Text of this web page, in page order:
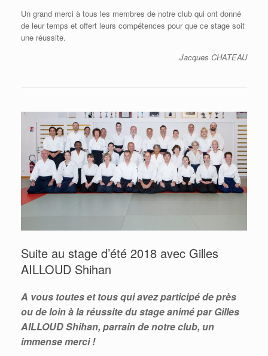
Un grand merci à tous les membres de notre club qui ont donné
de leur temps et offert leurs compétences pour que ce stage soit
une réussite.
Jacques CHATEAU
Suite au stage d’été 2018 avec Gilles
AILLOUD Shihan
A vous toutes et tous qui avez participé de près
ou de loin à la réussite du stage animé par Gilles
AILLOUD Shihan, parrain de notre club, un
immense merci !